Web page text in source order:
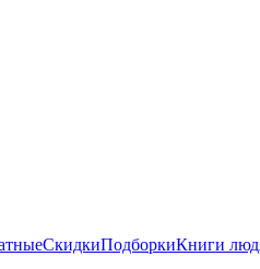
СкидкиПодборкиКниги